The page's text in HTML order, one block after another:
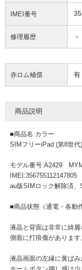
IMEI番号
修理履歴 －
赤ロム補償 有
商品説明
■商品名 カラー
SIMフリーiPad (第8世
モデル番号:A2429
IMEI:356755112147805
au版SIMロック解除済、
■商品状態（通電・各動
液晶と背面は非常に綺麗
側面に打痕傷があります
液晶画面の左縁に黄ばみ